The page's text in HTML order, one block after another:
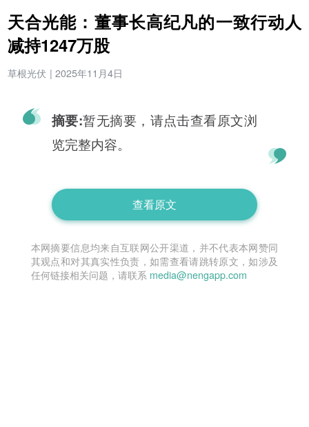
天合光能：董事长高纪凡的一致行动人
减持1247万股
草根光伏 | 2025年11月4日
摘要:暂无摘要，请点击查看原文浏
览完整内容。
查看原文
本网摘要信息均来自互联网公开渠道，并不代表本网赞同
其观点和对其真实性负责，如需查看请跳转原文，如涉及
任何链接相关问题，请联系 media@nengapp.com